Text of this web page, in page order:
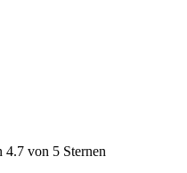
von 5 Sternen